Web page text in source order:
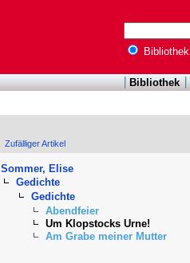
Bibliothek
Bibliothek
Zufälliger Artikel
Sommer, Elise
Gedichte
Gedichte
Abendfeier
Um Klopstocks Urne!
Am Grabe meiner Mutter